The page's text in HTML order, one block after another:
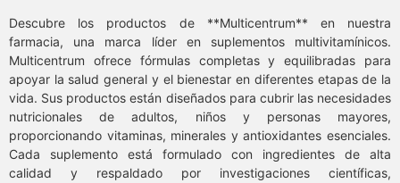
Descubre los productos de **Multicentrum** en nuestra
farmacia, una marca líder en suplementos multivitamínicos.
Multicentrum ofrece fórmulas completas y equilibradas para
apoyar la salud general y el bienestar en diferentes etapas de la
vida. Sus productos están diseñados para cubrir las necesidades
nutricionales de adultos, niños y personas mayores,
proporcionando vitaminas, minerales y antioxidantes esenciales.
Cada suplemento está formulado con ingredientes de alta
calidad y respaldado por investigaciones científicas,